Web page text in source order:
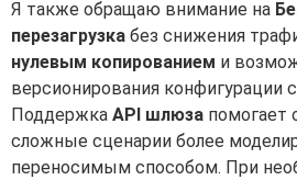
Я также обращаю внимание на
перезагрузка без снижения
нулевым копированием и
версионирования конфигурации
Поддержка API шлюза помогает
сложные сценарии более
переносимым способом. При